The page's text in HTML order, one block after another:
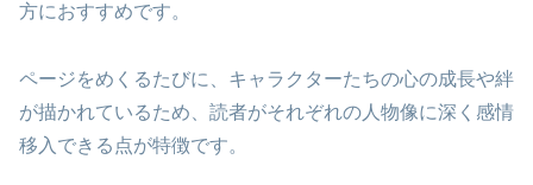
方におすすめです。
ページをめくるたびに、キャラクターたちの心の成長や絆
が描かれているため、読者がそれぞれの人物像に深く感情
移入できる点が特徴です。